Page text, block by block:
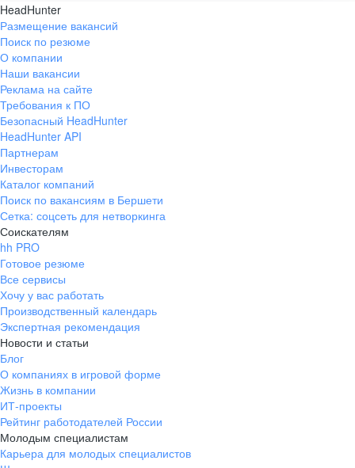
HeadHunter
Размещение вакансий
Поиск по резюме
О компании
Наши вакансии
Реклама на сайте
Требования к ПО
Безопасный HeadHunter
HeadHunter API
Партнерам
Инвесторам
Каталог компаний
Поиск по вакансиям в Бершети
Сетка: соцсеть для нетворкинга
Соискателям
hh PRO
Готовое резюме
Все сервисы
Хочу у вас работать
Производственный календарь
Экспертная рекомендация
Новости и статьи
Блог
О компаниях в игровой форме
Жизнь в компании
ИТ-проекты
Рейтинг работодателей России
Молодым специалистам
Карьера для молодых специалистов